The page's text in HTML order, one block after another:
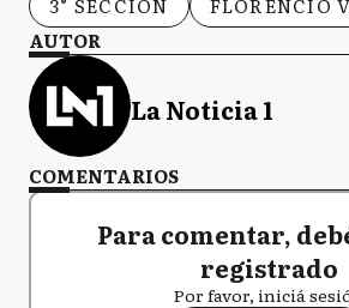
AUTOR
La Noticia 1
COMENTARIOS
Para comentar,
registrado
Por favor, iniciá